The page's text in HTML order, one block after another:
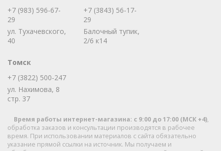
+7 (983) 596-67-
29
ул. Тухачевского,
40
+7 (3843) 56-17-
29
Балочный тупик,
2/6 к14
Томск
+7 (3822) 500-247
ул. Нахимова, 8
стр. 37
Время работы интернет-магазина: с 9:00 до 17:00 (МСК +4),
обработка заказов и консультации производятся в рабочее
время. При использовании материалов с сайта обязательно
указание прямой ссылки на источник. Мы получаем и